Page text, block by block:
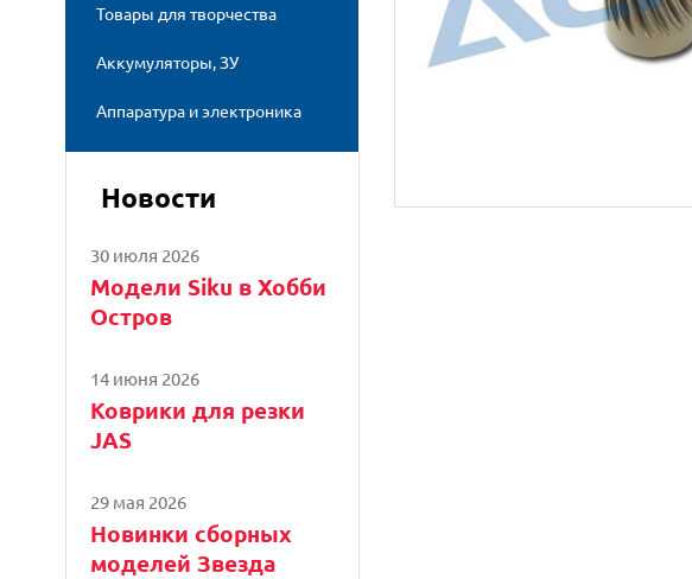
Товары для творчества
Аккумуляторы, ЗУ
Аппаратура и электроника
Новости
30 июля 2026
Модели Siku в Хобби
Остров
14 июня 2026
Коврики для резки
JAS
29 мая 2026
Новинки сборных
моделей Звезда